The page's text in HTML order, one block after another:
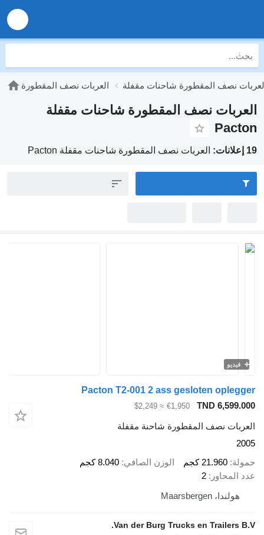
العربات نصف المقطورة المقطورة شاحنات مقفلة
نصف المقطورة شاحنات مقفلة
العربات نصف المقطورة شاحنات مقفلة Pacton
Pacton T2-001 2 ass gesloten
TND
€1,950
≈ $2,249
نصف المقطورة شاحنة مقفلة
كجم الوزن الصافي 8.040 كجم
2
Van der Burg Trucks en